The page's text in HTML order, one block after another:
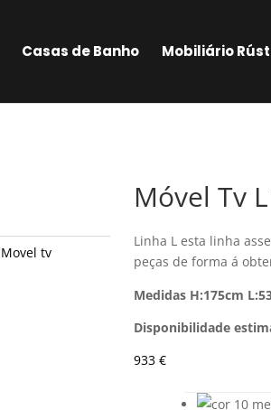
Casas de Banho Mobiliário
Movel tv
Móvel Tv
Linha L esta linha
peças de forma á
Medidas H:175cm
Disponibilidade
933€